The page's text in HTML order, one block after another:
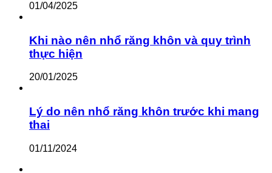
01/04/2025
Khi nào nên nhổ răng khôn và quy trình
thực hiện
20/01/2025
Lý do nên nhổ răng khôn trước khi mang
thai
01/11/2024